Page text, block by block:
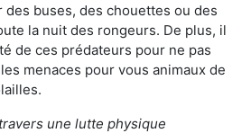
buses, des chouettes ou des
la nuit des rongeurs. De plus, il
de ces prédateurs pour ne pas
menaces pour vous animaux de
une lutte physique